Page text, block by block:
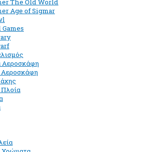
The Old World
Age of Sigmar
Games
Αεροσκάφη